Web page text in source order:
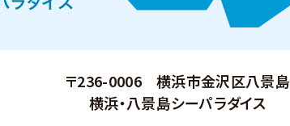
〒236-0006 横浜市金沢区八景島
横浜・八景島シーパラダイス